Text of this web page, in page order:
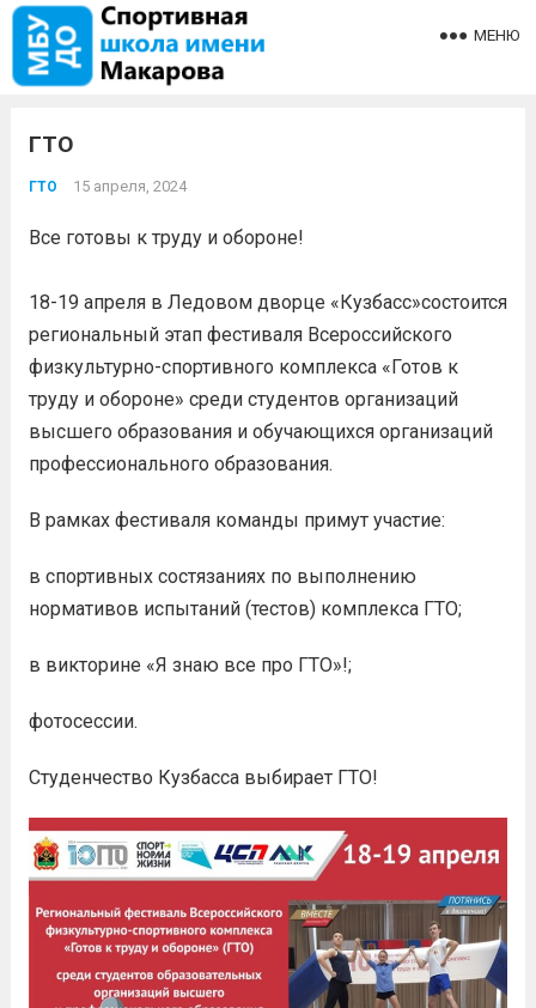
МЕНЮ
ГТО
ГТО 15 апреля, 2024
Все готовы к труду и обороне!
18-19 апреля в Ледовом дворце «Кузбасс»состоится
региональный этап фестиваля Всероссийского
физкультурно-спортивного комплекса «Готов к
труду и обороне» среди студентов организаций
высшего образования и обучающихся организаций
профессионального образования.
В рамках фестиваля команды примут участие:
в спортивных состязаниях по выполнению
нормативов испытаний (тестов) комплекса ГТО;
в викторине «Я знаю все про ГТО»!;
фотосессии.
Студенчество Кузбасса выбирает ГТО!